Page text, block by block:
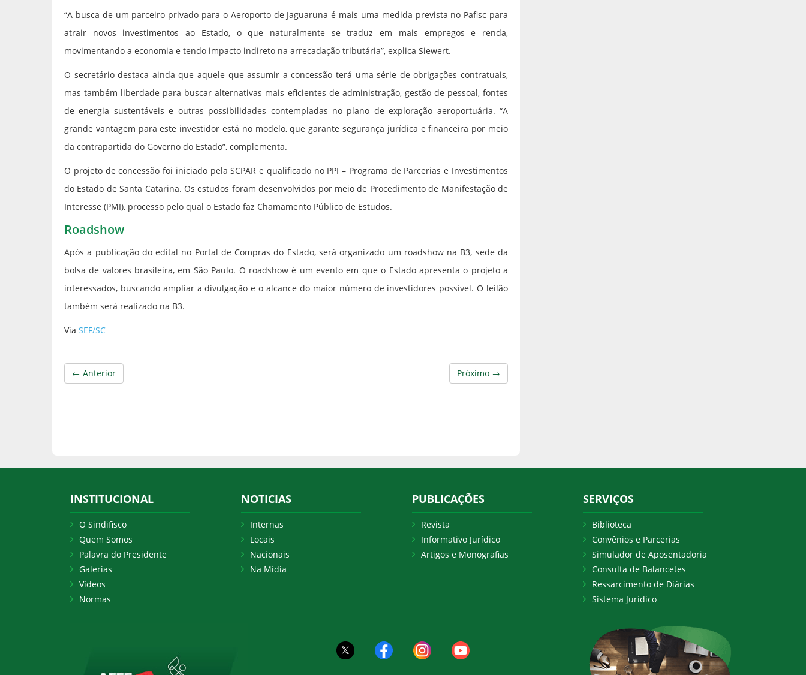
“A busca de um parceiro privado para o Aeroporto de Jaguaruna é mais uma medida prevista no Pafisc para
atrair novos investimentos ao Estado, o que naturalmente se traduz em mais empregos e renda,
movimentando a economia e tendo impacto indireto na arrecadação tributária”, explica Siewert.
O secretário destaca ainda que aquele que assumir a concessão terá uma série de obrigações contratuais,
mas também liberdade para buscar alternativas mais eficientes de administração, gestão de pessoal, fontes
de energia sustentáveis e outras possibilidades contempladas no plano de exploração aeroportuária. “A
grande vantagem para este investidor está no modelo, que garante segurança jurídica e financeira por meio
da contrapartida do Governo do Estado”, complementa.
O projeto de concessão foi iniciado pela SCPAR e qualificado no PPI – Programa de Parcerias e Investimentos
do Estado de Santa Catarina. Os estudos foram desenvolvidos por meio de Procedimento de Manifestação de
Interesse (PMI), processo pelo qual o Estado faz Chamamento Público de Estudos.
Roadshow
Após a publicação do edital no Portal de Compras do Estado, será organizado um roadshow na B3, sede da
bolsa de valores brasileira, em São Paulo. O roadshow é um evento em que o Estado apresenta o projeto a
interessados, buscando ampliar a divulgação e o alcance do maior número de investidores possível. O leilão
também será realizado na B3.
Via SEF/SC
Próximo →
← Anterior
INSTITUCIONAL
O Sindifisco
Quem Somos
Palavra do Presidente
Galerias
Vídeos
Normas
NOTICIAS
Internas
Locais
Nacionais
Na Mídia
PUBLICAÇÕES
Revista
Informativo Jurídico
Artigos e Monografias
SERVIÇOS
Biblioteca
Convênios e Parcerias
Simulador de Aposentadoria
Consulta de Balancetes
Ressarcimento de Diárias
Sistema Jurídico